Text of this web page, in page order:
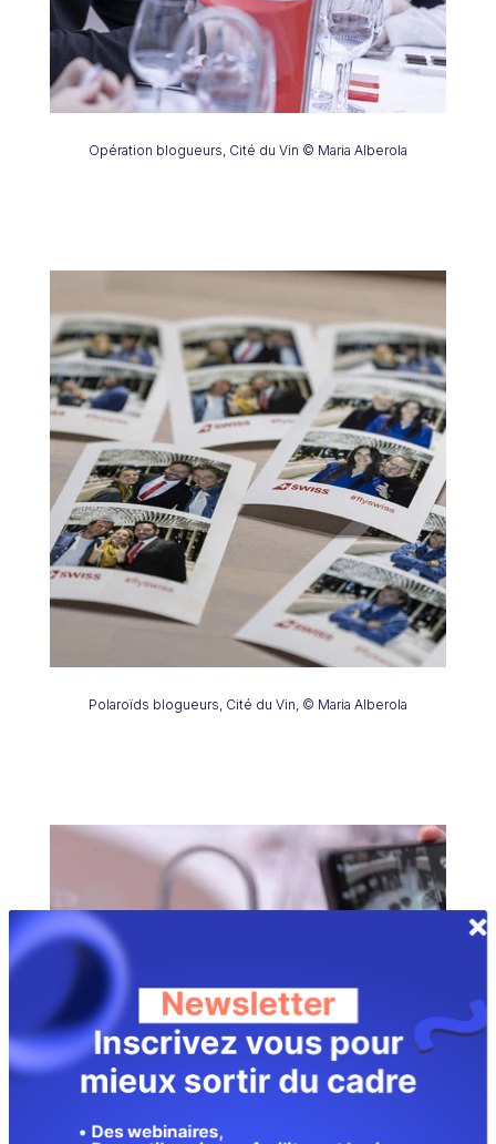
Opération blogueurs, Cité du Vin © Maria Alberola
Polaroïds blogueurs, Cité du Vin, © Maria Alberola